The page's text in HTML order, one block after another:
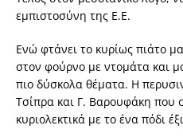
εμπιστοσύνη της Ε.Ε.
Ενώ φτάνει το κυρίως πιάτο
στον φούρνο με ντομάτα και
πιο δύσκολα θέματα. Η
Τσίπρα και Γ. Βαρουφάκη που
κυριολεκτικά με το ένα πόδι